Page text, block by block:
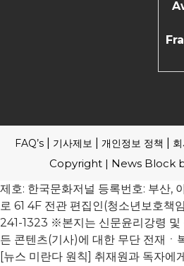
FAQ’s 기사제보 개인정보 정책
Copyright | News Block
제호: 한국문화저널 등록번호: 부산,
로 61 4F 전관 편집인(청소년보호책
241-1323 ※본지는 신문윤리강령 및
든 콘텐츠(기사)에 대한 무단 전재ㆍ
[뉴스 미란다 원칙] 취재원과 독자에